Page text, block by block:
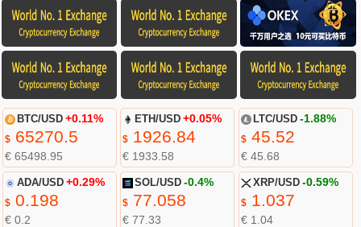
BTC/USD +0.11%
$65270.5
€ 65498.95
ETH/USD +0.05%
$ 1926.84
€ 1933.58
LTC/USD -1.88%
$45.52
€ 45.68
ADA/USD +0.29%
$0.198
€ 0.2
SOL/USD -0.4%
$ 77.058
€ 77.33
XRP/USD -0.59%
$1.037
€ 1.04